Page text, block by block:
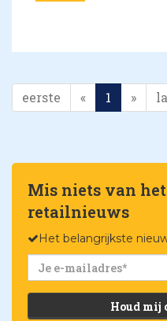
eerste « 1 »
Mis niets van
retailnieuws
Het belangrijkste
Houd mij